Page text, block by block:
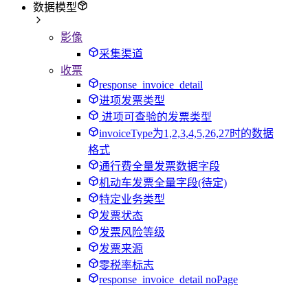
数据模型
影像
采集渠道
收票
response_invoice_detail
进项发票类型
进项可查验的发票类型
invoiceType为1,2,3,4,5,26,27时的数据
格式
通行费全量发票数据字段
机动车发票全量字段(待定)
特定业务类型
发票状态
发票风险等级
发票来源
零税率标志
response_invoice_detail noPage